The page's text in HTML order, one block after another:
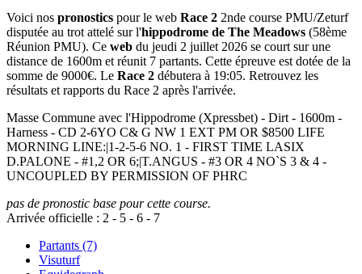
Voici nos pronostics pour le web Race 2 2nde course PMU/Zeturf
disputée au trot attelé sur l'hippodrome de The Meadows (58ème
Réunion PMU). Ce web du jeudi 2 juillet 2026 se court sur une
distance de 1600m et réunit 7 partants. Cette épreuve est dotée de la
somme de 9000€. Le Race 2 débutera à 19:05. Retrouvez les
résultats et rapports du Race 2 après l'arrivée.
Masse Commune avec l'Hippodrome (Xpressbet) - Dirt - 1600m -
Harness - CD 2-6YO C& G NW 1 EXT PM OR $8500 LIFE
MORNING LINE:|1-2-5-6 NO. 1 - FIRST TIME LASIX
D.PALONE - #1,2 OR 6;|T.ANGUS - #3 OR 4 NO`S 3 & 4 -
UNCOUPLED BY PERMISSION OF PHRC
pas de pronostic base pour cette course.
Arrivée officielle : 2 - 5 - 6 - 7
Partants (7)
Visuturf